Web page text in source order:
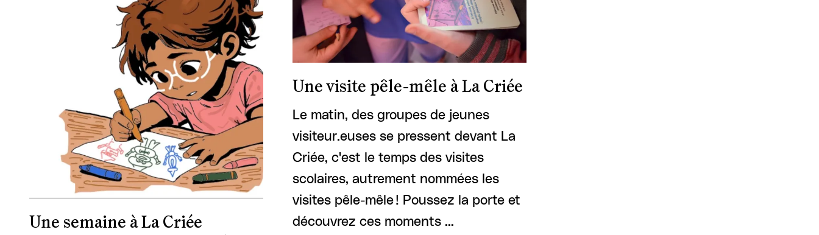
Une semaine à La Criée
Une visite pêle-mêle à La Criée
Le matin, des groupes de jeunes
visiteur.euses se pressent devant La
Criée, c'est le temps des visites
scolaires, autrement nommées les
visites pêle-mêle ! Poussez la porte et
découvrez ces moments …